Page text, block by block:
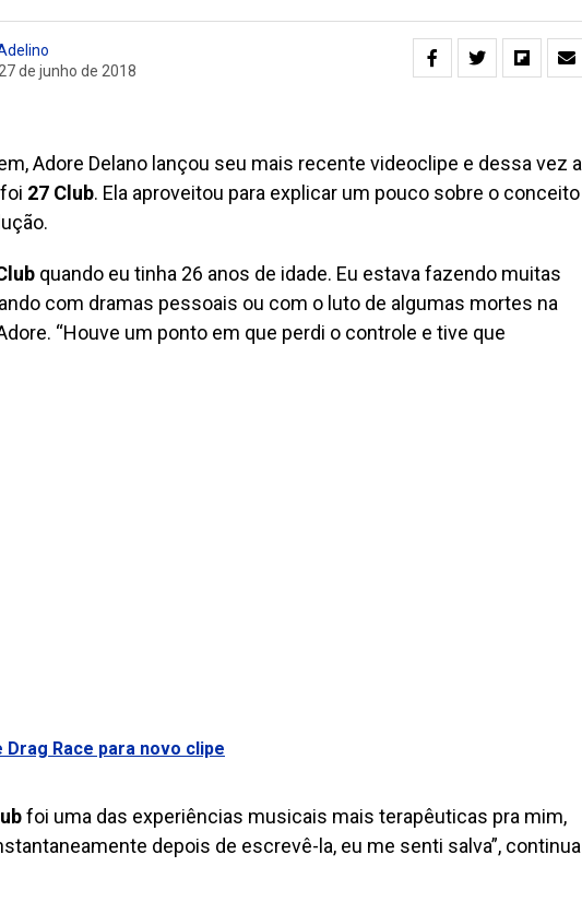
27 de junho de 2018
Adore Delano lançou seu mais recente videoclipe e dessa vez a
27 Club. Ela aproveitou para explicar um pouco sobre o conceito
quando eu tinha 26 anos de idade. Eu estava fazendo muitas
com dramas pessoais ou com o luto de algumas mortes na
“Houve um ponto em que perdi o controle e tive que
Race para novo clipe
foi uma das experiências musicais mais terapêuticas pra mim,
depois de escrevê-la, eu me senti salva”, continua